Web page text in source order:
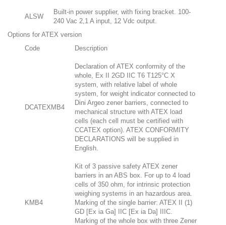
ALSW
Built-in power supplier, with fixing bracket. 100-
240 Vac 2,1 A input, 12 Vdc output.
Options for ATEX version
Code
Description
DCATEXMB4
Declaration of ATEX conformity of the
whole, Ex II 2GD IIC T6 T125°C X
system, with relative label of whole
system, for weight indicator connected to
Dini Argeo zener barriers, connected to
mechanical structure with ATEX load
cells (each cell must be certified with
CCATEX option). ATEX CONFORMITY
DECLARATIONS will be supplied in
English.
KMB4
Kit of 3 passive safety ATEX zener
barriers in an ABS box. For up to 4 load
cells of 350 ohm, for intrinsic protection
weighing systems in an hazardous area.
Marking of the single barrier: ATEX II (1)
GD [Ex ia Ga] IIC [Ex ia Da] IIIC.
Marking of the whole box with three Zener